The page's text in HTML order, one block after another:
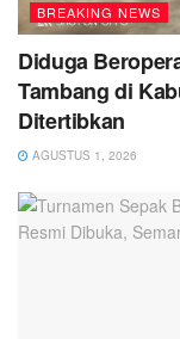
BREAKING NEWS
Diduga
Tambang di
Ditertibkan
AGUSTUS 1, 2026